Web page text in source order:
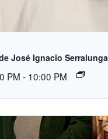
José Ignacio Serralunga
PM - 10:00 PM